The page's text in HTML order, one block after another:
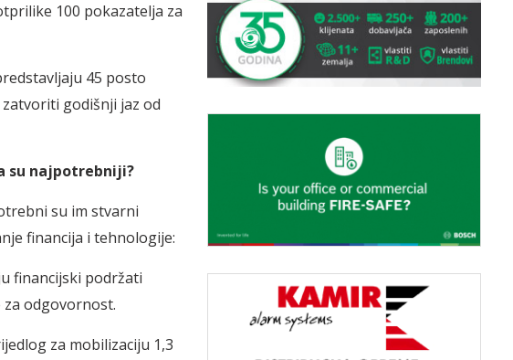
100 pokazatelja za
45 posto
godišnji jaz od
su najpotrebniji?
su im stvarni
financija i tehnologije:
financijski podržati
odgovornost.
za mobilizaciju 1,3